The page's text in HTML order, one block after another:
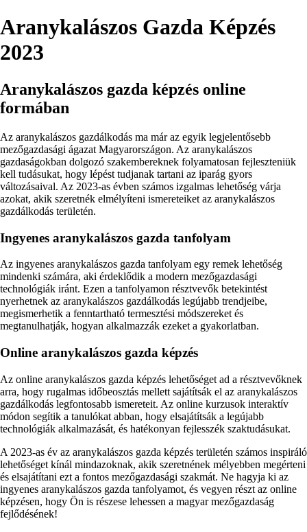
Aranykalászos Gazda Képzés
2023
Aranykalászos gazda képzés online
formában
Az aranykalászos gazdálkodás ma már az egyik legjelentősebb
mezőgazdasági ágazat Magyarországon. Az aranykalászos
gazdaságokban dolgozó szakembereknek folyamatosan fejleszteniük
kell tudásukat, hogy lépést tudjanak tartani az iparág gyors
változásaival. Az 2023-as évben számos izgalmas lehetőség várja
azokat, akik szeretnék elmélyíteni ismereteiket az aranykalászos
gazdálkodás területén.
Ingyenes aranykalászos gazda tanfolyam
Az ingyenes aranykalászos gazda tanfolyam egy remek lehetőség
mindenki számára, aki érdeklődik a modern mezőgazdasági
technológiák iránt. Ezen a tanfolyamon résztvevők betekintést
nyerhetnek az aranykalászos gazdálkodás legújabb trendjeibe,
megismerhetik a fenntartható termesztési módszereket és
megtanulhatják, hogyan alkalmazzák ezeket a gyakorlatban.
Online aranykalászos gazda képzés
Az online aranykalászos gazda képzés lehetőséget ad a résztvevőknek
arra, hogy rugalmas időbeosztás mellett sajátítsák el az aranykalászos
gazdálkodás legfontosabb ismereteit. Az online kurzusok interaktív
módon segítik a tanulókat abban, hogy elsajátítsák a legújabb
technológiák alkalmazását, és hatékonyan fejlesszék szaktudásukat.
A 2023-as év az aranykalászos gazda képzés területén számos inspiráló
lehetőséget kínál mindazoknak, akik szeretnének mélyebben megérteni
és elsajátítani ezt a fontos mezőgazdasági szakmát. Ne hagyja ki az
ingyenes aranykalászos gazda tanfolyamot, és vegyen részt az online
képzésen, hogy Ön is részese lehessen a magyar mezőgazdaság
fejlődésének!